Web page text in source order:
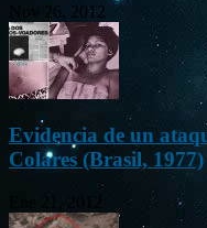
Nov 26, 2012
Evidencia de un
Colares (Brasil, 1977)